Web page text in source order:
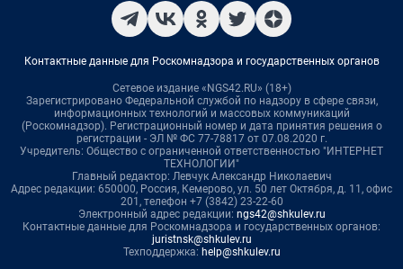
Контактные данные для Роскомнадзора и государственных органов
Сетевое издание «NGS42.RU» (18+)
Зарегистрировано Федеральной службой по надзору в сфере связи,
информационных технологий и массовых коммуникаций
(Роскомнадзор). Регистрационный номер и дата принятия решения о
регистрации - ЭЛ № ФС 77-78817 от 07.08.2020 г.
Учредитель: Общество с ограниченной ответственностью "ИНТЕРНЕТ
ТЕХНОЛОГИИ"
Главный редактор: Левчук Александр Николаевич
Адрес редакции: 650000, Россия, Кемерово, ул. 50 лет Октября, д. 11, офис
201, телефон +7 (3842) 23-22-60
Электронный адрес редакции: ngs42@shkulev.ru
Контактные данные для Роскомнадзора и государственных органов:
juristnsk@shkulev.ru
Техподдержка: help@shkulev.ru